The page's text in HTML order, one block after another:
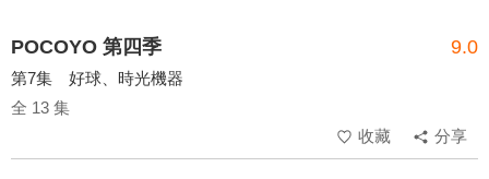
POCOYO 第四季 9.0
第7集 好球、時光機器
全 13 集
收藏
分享